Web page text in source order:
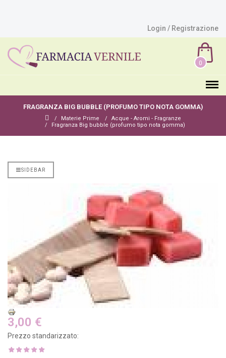
Login / Registrazione
0
FRAGRANZA BIG BUBBLE (PROFUMO TIPO NOTA GOMMA)
Materie Prime
Acque - Aromi - Fragranze
Fragranza Big bubble (profumo tipo nota gomma)
SIDEBAR
3,00 €
Prezzo standarizzato: